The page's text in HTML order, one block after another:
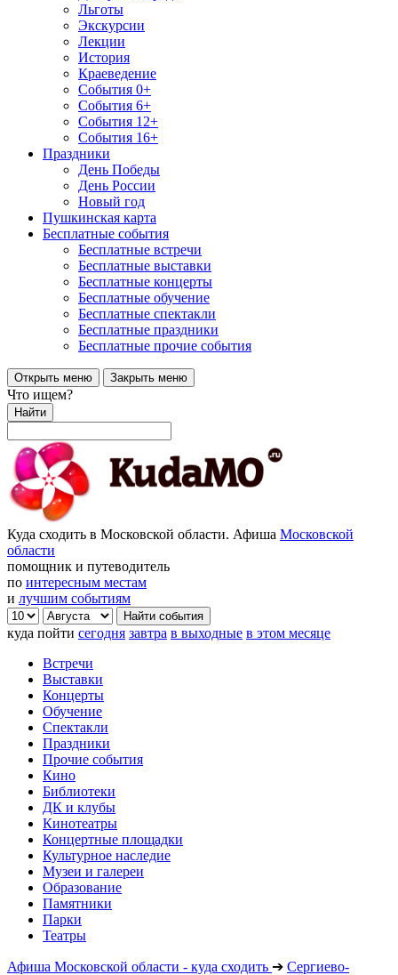
Льготы
Экскурсии
Лекции
История
Краеведение
События 0+
События 6+
События 12+
События 16+
Праздники
День Победы
День России
Новый год
Пушкинская карта
Бесплатные события
Бесплатные встречи
Бесплатные выставки
Бесплатные концерты
Бесплатные обучение
Бесплатные спектакли
Бесплатные праздники
Бесплатные прочие события
Открыть меню Закрыть меню
Что ищем?
Найти
Куда сходить в Московской области. Афиша Московской
области
помощник и путеводитель
по интересным местам
и лучшим событиям
куда пойти сегодня завтра в выходные в этом месяце
Встречи
Выставки
Концерты
Обучение
Спектакли
Праздники
Прочие события
Кино
Библиотеки
ДК и клубы
Кинотеатры
Концертные площадки
Культурное наследие
Музеи и галереи
Образование
Памятники
Парки
Театры
Афиша Московской области - куда сходить ➔ Сергиево-